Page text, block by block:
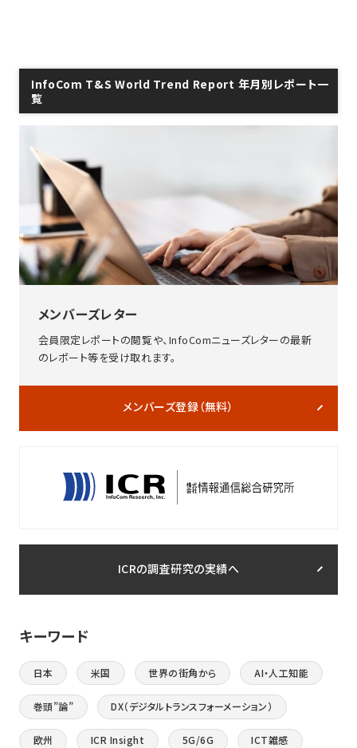
InfoCom T&S World Trend Report 年月別レポート一
覧
メンバーズレター
会員限定レポートの閲覧や、InfoComニューズレターの最新
のレポート等を受け取れます。
メンバーズ登録（無料）
ICRの調査研究の実績へ
キーワード
日本 米国 世界の街角から AI・人工知能
巻頭”論” DX（デジタルトランスフォーメーション）
欧州 ICR Insight 5G/6G ICT雑感